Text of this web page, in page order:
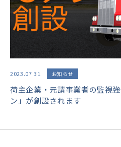
2023.07.31 お知らせ
荷主企業・元請事業者の監視
ン」が創設されます